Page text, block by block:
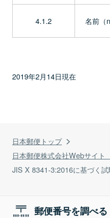
日本郵便トップ
日本郵便株式会社Webサイ
JIS X 8341-3:2016に基づく
4.1.2 名前（
2019年2月14日現在
郵便番号を調べる